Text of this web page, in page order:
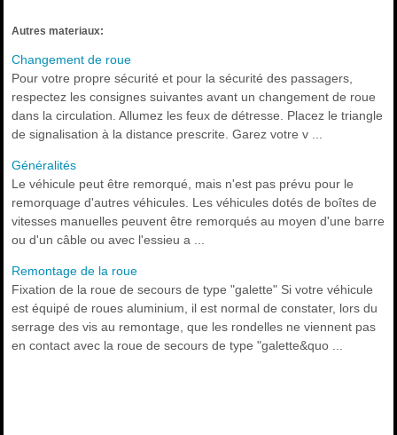
Autres materiaux:
Changement de roue
Pour votre propre sécurité et pour la sécurité des passagers,
respectez les consignes suivantes avant un changement de roue
dans la circulation. Allumez les feux de détresse. Placez le triangle
de signalisation à la distance prescrite. Garez votre v ...
Généralités
Le véhicule peut être remorqué, mais n'est pas prévu pour le
remorquage d'autres véhicules. Les véhicules dotés de boîtes de
vitesses manuelles peuvent être remorqués au moyen d'une barre
ou d'un câble ou avec l'essieu a ...
Remontage de la roue
Fixation de la roue de secours de type "galette" Si votre véhicule
est équipé de roues aluminium, il est normal de constater, lors du
serrage des vis au remontage, que les rondelles ne viennent pas
en contact avec la roue de secours de type "galette&quo ...